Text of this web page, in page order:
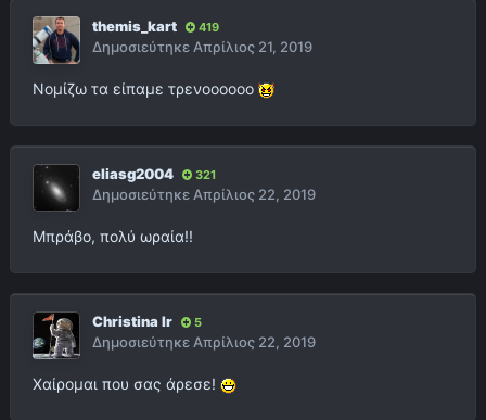
themis_kart 419
ΔημοσιεύτηκεΑπρίλιος 21, 2019
Νομίζω τα είπαμε τρενοοοοοο
eliasg2004 321
ΔημοσιεύτηκεΑπρίλιος 22, 2019
Μπράβο, πολύ ωραία!!
Christina Ir 5
ΔημοσιεύτηκεΑπρίλιος 22, 2019
Χαίρομαι που σας άρεσε!